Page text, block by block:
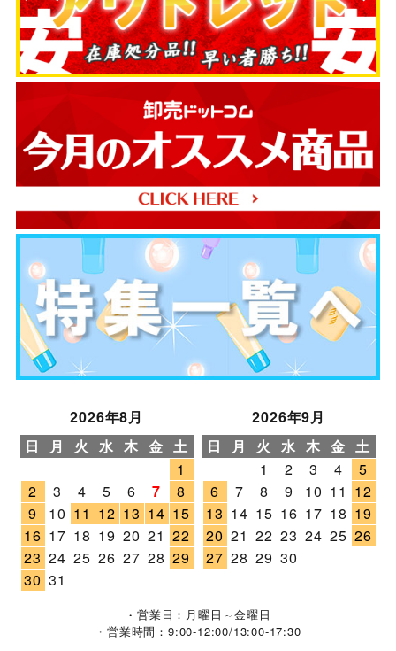
2026年8月
日
月 火 水 木 金 土
1
2
3 4 5 6 7
8
9
10 11 12 13 14 15
16 17 18 19 20 21 22
23 24 25 26 27 28 29
30 31
2026年9月
日
月 火 水 木 金 土
1
2 3 4
5
6
7 8 9 10 11 12
13 14 15 16 17 18 19
20 21 22 23 24 25 26
27 28 29 30
・営業日：月曜日～金曜日
・営業時間：9:00-12:00/13:00-17:30